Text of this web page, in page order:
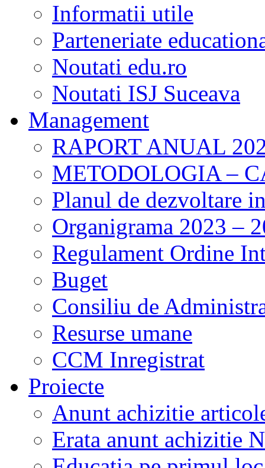
Informatii utile
Parteneriate
Noutati edu.ro
Noutati ISJ Suceava
Management
RAPORT ANUAL
METODOLOGIA –
Planul de dezvoltare
Organigrama 2023 –
Regulament Ordine
Buget
Consiliu de
Resurse umane
CCM Inregistrat
Proiecte
Anunt achizitie
Erata anunt achizitie